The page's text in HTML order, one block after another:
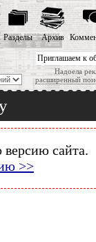
Приглашаем к
Надоела
расширенный
Разделы Архив
сайта.
>>